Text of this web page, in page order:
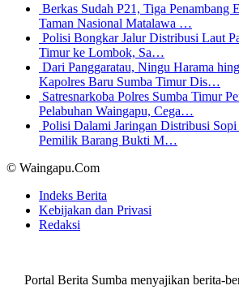
Berkas Sudah P21, Tiga Penambang
Taman Nasional Matalawa …
Polisi Bongkar Jalur Distribusi Laut
Timur ke Lombok, Sa…
Dari Panggaratau, Ningu Harama
Kapolres Baru Sumba Timur Dis…
Satresnarkoba Polres Sumba Timur
Pelabuhan Waingapu, Cega…
Polisi Dalami Jaringan Distribusi
Pemilik Barang Bukti M…
© Waingapu.Com
Indeks Berita
Kebijakan dan Privasi
Redaksi
Portal Berita Sumba menyajikan berita-